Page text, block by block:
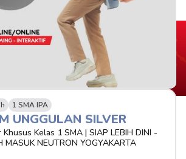
1 SMA IPA
UNGGULAN SILVER
Kelas 1 SMA | SIAP LEBIH DINI -
MASUK NEUTRON YOGYAKARTA